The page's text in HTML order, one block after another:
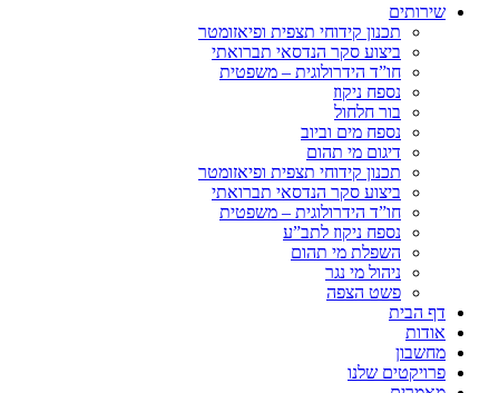
שירותים
תכנון קידוחי תצפית ופיאזומטר
ביצוע סקר הנדסאי תברואתי
חו”ד הידרולוגית – משפטית
נספח ניקוז
בור חלחול
נספח מים וביוב
דיגום מי תהום
תכנון קידוחי תצפית ופיאזומטר
ביצוע סקר הנדסאי תברואתי
חו”ד הידרולוגית – משפטית
נספח ניקוז לתב”ע
השפלת מי תהום
ניהול מי נגר
פשט הצפה
דף הבית
אודות
מחשבון
פרויקטים שלנו